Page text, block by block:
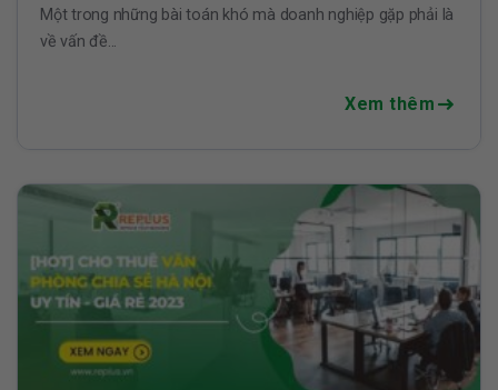
Một trong những bài toán khó mà doanh nghiệp gặp phải là
về vấn đề...
Xem thêm